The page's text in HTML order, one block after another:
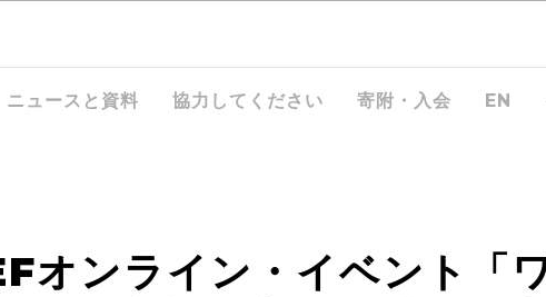
ニュースと資料 協力してください 寄附・入会 EN
オンライン・イベント「ワ